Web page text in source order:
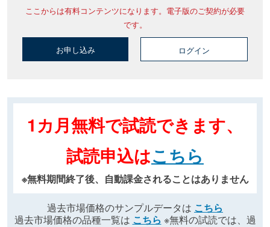
ここからは有料コンテンツになります。電子版のご契約が必要
です。
お申し込み ログイン
1カ月無料で試読できます、
試読申込はこちら
※無料期間終了後、自動課金されることはありません
過去市場価格のサンプルデータは こちら
過去市場価格の品種一覧は こちら ※無料の試読では、過